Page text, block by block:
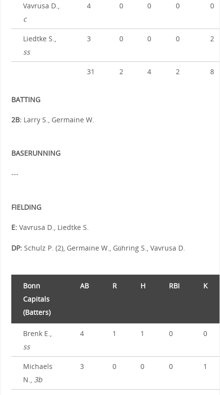
Vavrusa D.,
c
4 0 0 0 0
Liedtke S.,
ss
3 0 0 0 2
31 2 4 2 8
BATTING
2B:Larry S., Germaine W.
BASERUNNING
---
FIELDING
E:Vavrusa D., Liedtke S.
DP:Schulz P. (2), Germaine W., Gühring S., Vavrusa D.
Bonn
Capitals
(Batters)
AB R H RBI K
Brenk E.,
ss
4 1 1 0 0
Michaels
N., 3b
3 0 0 0 1